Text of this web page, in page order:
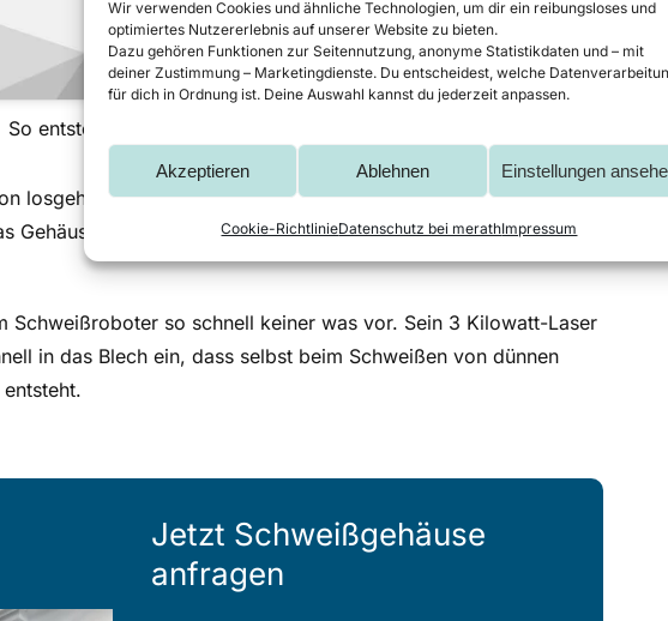
Wir verwenden Cookies und ähnliche Technologien, um dir ein reibungsloses und
optimiertes Nutzererlebnis auf unserer Website zu bieten.
Dazu gehören Funktionen zur Seitennutzung, anonyme Statistikdaten und – mit
deiner Zustimmung – Marketingdienste. Du entscheidest, welche
für dich in Ordnung ist. Deine Auswahl kannst du jederzeit anpassen.
Akzeptieren Ablehnen Einstellungen
Cookie-RichtlinieDatenschutz bei merathImpressum
So entsteht bei uns ein Schweißgehäuse
losgehen. Mühelos und anmutig fliegt der 6-Achs-Knickarm des
Gehäuse und verbindet ganz ohne Schrauben, was für immer
Schweißroboter so schnell keiner was vor. Sein 3 Kilowatt-Laser
in das Blech ein, dass selbst beim Schweißen von dünnen
Jetzt Schweißgehäuse
anfragen